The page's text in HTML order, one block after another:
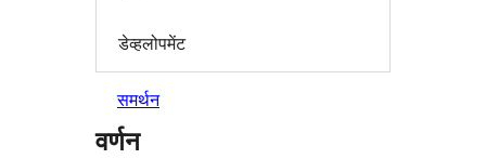
डेव्हलोपमेंट
समर्थन
वर्णन